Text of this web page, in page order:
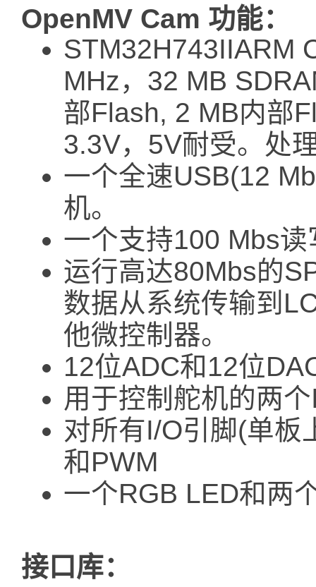
OpenMV Cam 功能：
STM32H743IIARM
MHz，32 MB
部Flash, 2 MB内部
3.3V，5V耐受。处
一个全速USB(12
机。
一个支持100 Mbs
运行高达80Mbs的
数据从系统传输到
他微控制器。
12位ADC和12位
用于控制舵机的两
对所有I/O引脚(单板
和PWM
一个RGB LED和两
接口库：